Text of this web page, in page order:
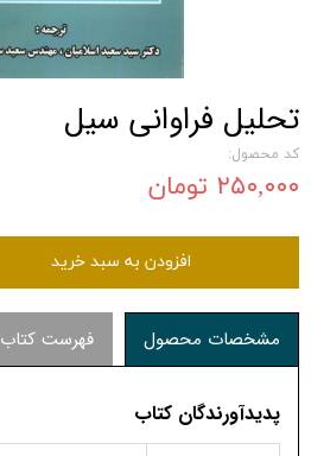
تحلیل فراوانی سیل
کد محصول:
۲۵۰,۰۰۰ تومان
افزودن به سبد خرید
مشخصات محصول فهرست کتاب
پدیدآورندگان کتاب